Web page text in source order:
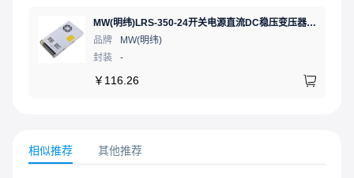
MW(明纬)LRS-350-24开关电源直流DC稳压变压器监控24V 14.6A
品牌
MW(明纬)
封装
-
￥ 116.26
相似推荐 其他推荐